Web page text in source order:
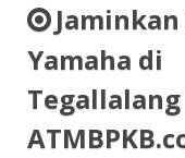
Yamaha di